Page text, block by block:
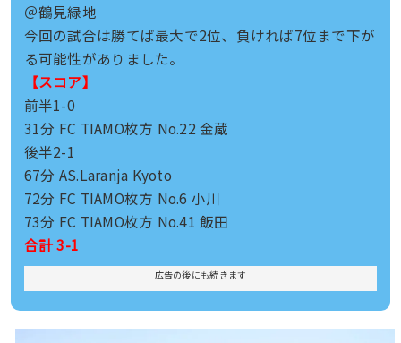
＠鶴見緑地
今回の試合は勝てば最大で2位、負ければ7位まで下が
る可能性がありました。
【スコア】
前半1-0
31分 FC TIAMO枚方 No.22 金蔵
後半2-1
67分 AS.Laranja Kyoto
72分 FC TIAMO枚方 No.6 小川
73分 FC TIAMO枚方 No.41 飯田
合計 3-1
広告の後にも続きます